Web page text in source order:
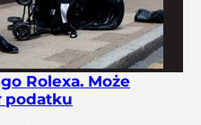
Rolexa. Może
podatku